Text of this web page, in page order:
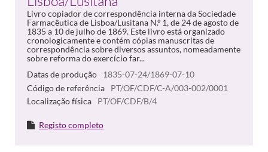
Livro copiador de correspondência interna da Sociedade
Farmacêutica de Lisboa/Lusitana N.º 1, de 24 de agosto de
1835 a 10 de julho de 1869. Este livro está organizado
cronologicamente e contém cópias manuscritas de
correspondência sobre diversos assuntos, nomeadamente
sobre reforma do exercício far...
Datas de produção
1835-07-24/1869-07-10
Código de referência
PT/OF/CDF/C-A/003-002/0001
Localização física
PT/OF/CDF/B/4
Registo completo